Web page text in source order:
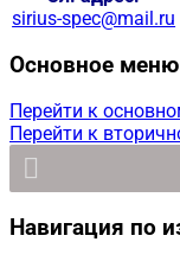
sirius-spec@mail.ru
Основное меню
Перейти к
Перейти к
Навигация по